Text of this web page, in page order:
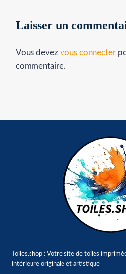
Laisser un
Vous devez vous connecter
commentaire.
Toiles.shop : Votre site de toiles
intérieure originale et artistique